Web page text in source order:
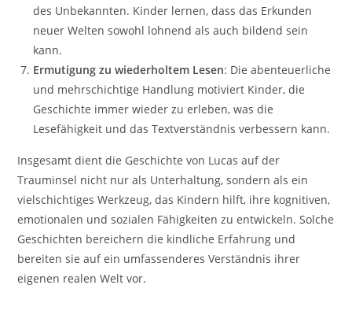
des Unbekannten. Kinder lernen, dass das Erkunden
neuer Welten sowohl lohnend als auch bildend sein
kann.
Ermutigung zu wiederholtem Lesen: Die abenteuerliche
und mehrschichtige Handlung motiviert Kinder, die
Geschichte immer wieder zu erleben, was die
Lesefähigkeit und das Textverständnis verbessern kann.
Insgesamt dient die Geschichte von Lucas auf der
Trauminsel nicht nur als Unterhaltung, sondern als ein
vielschichtiges Werkzeug, das Kindern hilft, ihre kognitiven,
emotionalen und sozialen Fähigkeiten zu entwickeln. Solche
Geschichten bereichern die kindliche Erfahrung und
bereiten sie auf ein umfassenderes Verständnis ihrer
eigenen realen Welt vor.